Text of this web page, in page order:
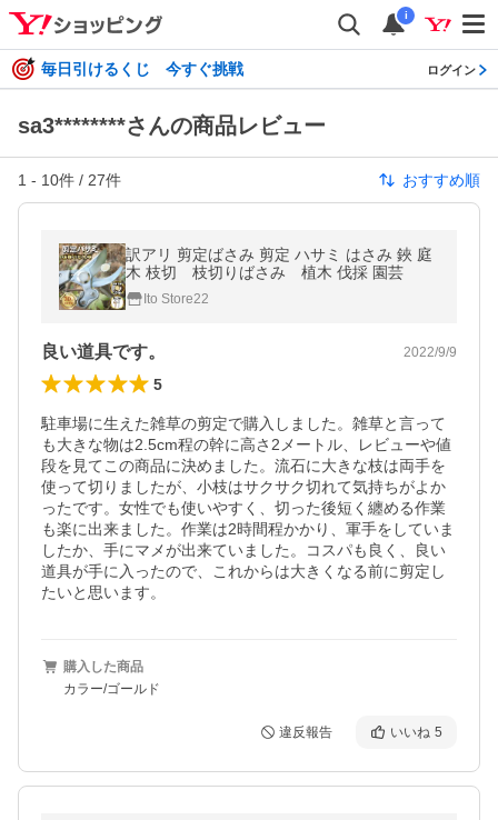
i
毎日引けるくじ 今すぐ挑戦 ログイン
sa3********さんの商品レビュー
1 - 10件 / 27件 おすすめ順
訳アリ 剪定ばさみ 剪定 ハサミ はさみ 鋏 庭
木 枝切 枝切りばさみ 植木 伐採 園芸
Ito Store22
良い道具です。 2022/9/9
5
駐車場に生えた雑草の剪定で購入しました。雑草と言って
も大きな物は2.5cm程の幹に高さ2メートル、レビューや値
段を見てこの商品に決めました。流石に大きな枝は両手を
使って切りましたが、小枝はサクサク切れて気持ちがよか
ったです。女性でも使いやすく、切った後短く纏める作業
も楽に出来ました。作業は2時間程かかり、軍手をしていま
したか、手にマメが出来ていました。コスパも良く、良い
道具が手に入ったので、これからは大きくなる前に剪定し
たいと思います。
購入した商品
カラー/ゴールド
違反報告 いいね 5